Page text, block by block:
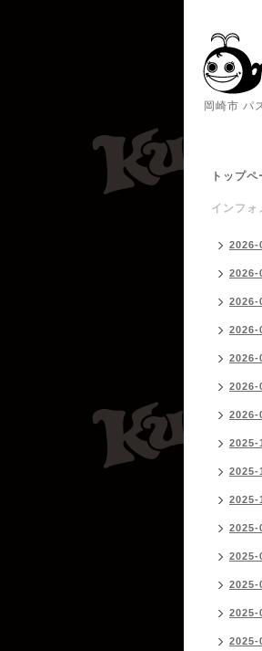
岡崎市 パ
トップペ
インフォ
2026-
2026-
2026-
2026-
2026-
2026-
2026-
2025-
2025-
2025-
2025-
2025-
2025-
2025-
2025-